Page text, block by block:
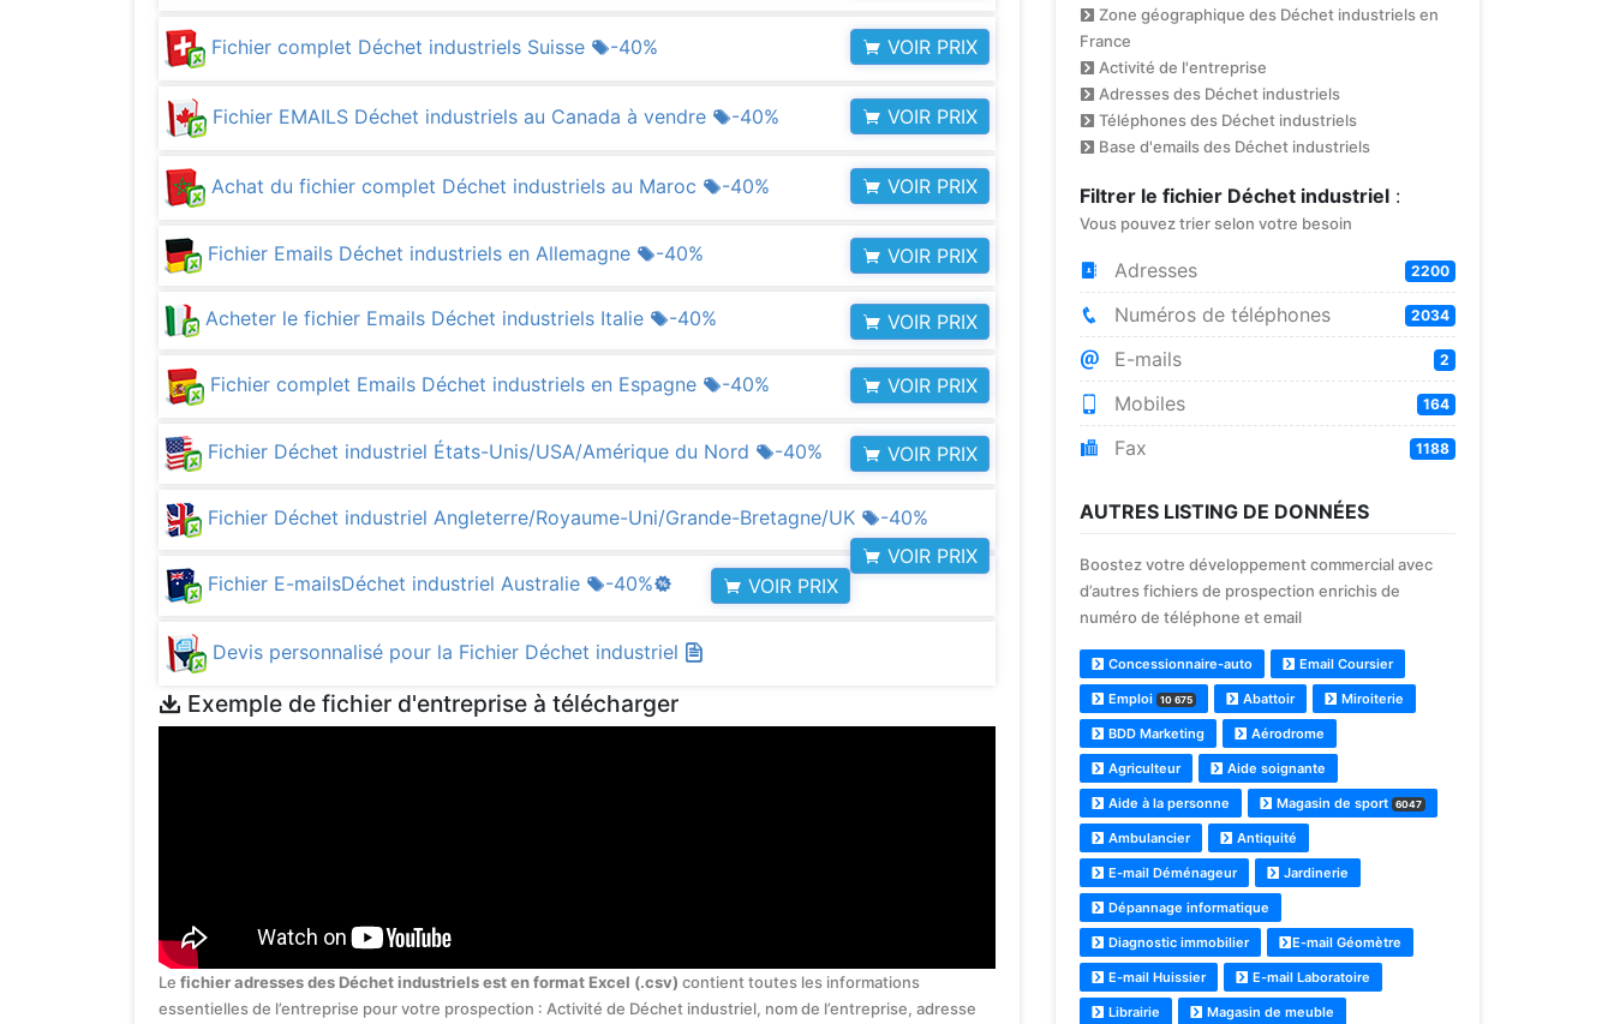
Fichier complet Déchet industriels Suisse -40% VOIR PRIX
Fichier EMAILS Déchet industriels au Canada à vendre -40% VOIR PRIX
Achat du fichier complet Déchet industriels au Maroc -40% VOIR PRIX
Fichier Emails Déchet industriels en Allemagne -40% VOIR PRIX
Acheter le fichier Emails Déchet industriels Italie -40% VOIR PRIX
Fichier complet Emails Déchet industriels en Espagne -40% VOIR PRIX
Fichier Déchet industriel États-Unis/USA/Amérique du Nord -40% VOIR PRIX
Fichier Déchet industriel Angleterre/Royaume-Uni/Grande-Bretagne/UK
-40%
VOIR PRIX
Fichier E-mailsDéchet industriel Australie
-40% VOIR PRIX
Devis personnalisé pour la Fichier Déchet industriel
Exemple de fichier d'entreprise à télécharger
Le fichier adresses des Déchet industriels est en format Excel (.csv) contient toutes les informations
essentielles de l’entreprise pour votre prospection : Activité de Déchet industriel, nom de l’entreprise, adresse
Zone géographique des Déchet industriels en
France
Activité de l'entreprise
Adresses des Déchet industriels
Téléphones des Déchet industriels
Base d'emails des Déchet industriels
Filtrer le fichier Déchet industriel:
Vous pouvez trier selon votre besoin
Adresses 2200
Numéros de téléphones 2034
E-mails 2
Mobiles 164
Fax 1188
AUTRES LISTING DE DONNÉES
Boostez votre développement commercial avec
d’autres fichiers de prospection enrichis de
numéro de téléphone et email
Concessionnaire-auto Email Coursier
Emploi 10 675 Abattoir Miroiterie
BDD Marketing Aérodrome
Agriculteur Aide soignante
Aide à la personne Magasin de sport 6047
Ambulancier Antiquité
E-mail Déménageur Jardinerie
Dépannage informatique
Diagnostic immobilier E-mail Géomètre
E-mail Huissier E-mail Laboratoire
Librairie Magasin de meuble